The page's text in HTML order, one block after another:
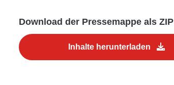
Download der Pressemappe als ZIP
Inhalte herunterladen